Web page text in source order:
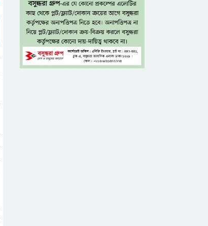
আদর্শ পাঠাগারের
ফ্রি ব্লাড গ্রুপিং
ক্যাম্পেইন
বাংলাদেশে চালু